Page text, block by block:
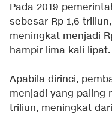
Pada 2019
sebesar Rp 1,6
meningkat menjadi
hampir lima kali lipat.
Apabila dirinci,
menjadi yang paling
triliun, meningkat